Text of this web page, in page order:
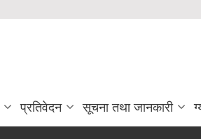
प्रतिवेदन सूचना तथा जानकारी